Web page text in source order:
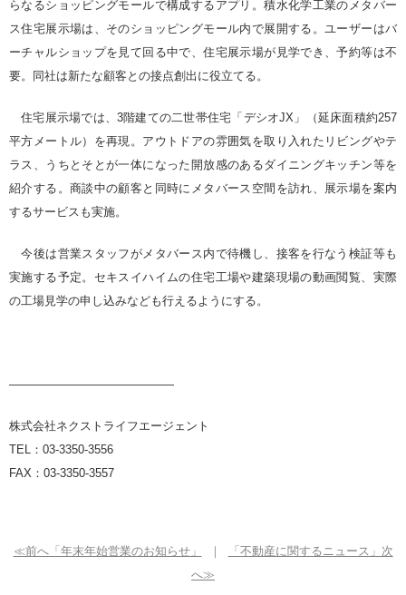
らなるショッピングモールで構成するアプリ。積水化学工業のメタバー
ス住宅展示場は、そのショッピングモール内で展開する。ユーザーはバ
ーチャルショップを見て回る中で、住宅展示場が見学でき、予約等は不
要。同社は新たな顧客との接点創出に役立てる。
住宅展示場では、3階建ての二世帯住宅「デシオJX」（延床面積約257
平方メートル）を再現。アウトドアの雰囲気を取り入れたリビングやテ
ラス、うちとそとが一体になった開放感のあるダイニングキッチン等を
紹介する。商談中の顧客と同時にメタバース空間を訪れ、展示場を案内
するサービスも実施。
今後は営業スタッフがメタバース内で待機し、接客を行なう検証等も
実施する予定。セキスイハイムの住宅工場や建築現場の動画閲覧、実際
の工場見学の申し込みなども行えるようにする。
——————————————
株式会社ネクストライフエージェント
TEL ： 03-3350-3556
FAX ： 03-3350-3557
≪前へ「年末年始営業のお知らせ」 ｜
「不動産に関するニュース」次
へ≫